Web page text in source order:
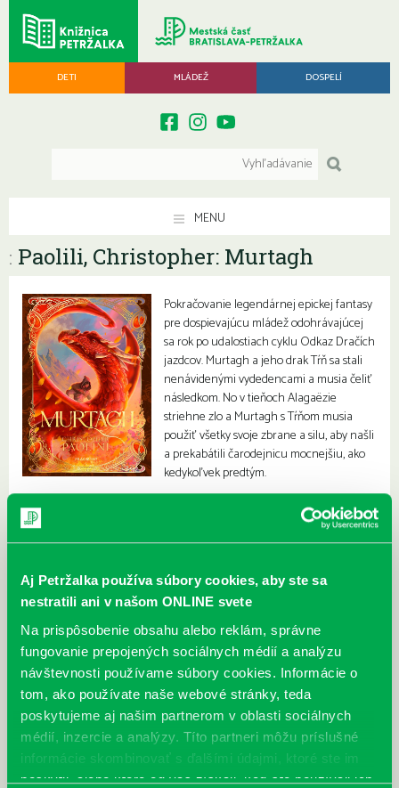
Aj Petržalka používa súbory cookies, aby ste sa
nestratili ani v našom ONLINE svete
Na prispôsobenie obsahu alebo reklám, správne
fungovanie prepojených sociálnych médií a analýzu
návštevnosti používame súbory cookies. Informácie o
tom, ako používate naše webové stránky, teda
poskytujeme aj našim partnerom v oblasti sociálnych
médií, inzercie a analýzy. Títo partneri môžu príslušné
informácie skombinovať s ďalšími údajmi, ktoré ste im
poskytli, alebo ktoré od vás získali, keď ste používali ich
DETI MLÁDEŽ DOSPELÍ
MENU
: Paolili, Christopher: Murtagh
Pokračovanie legendárnej epickej fantasy
pre dospievajúcu mládež odohrávajúcej
sa rok po udalostiach cyklu Odkaz Dračích
jazdcov. Murtagh a jeho drak Tŕň sa stali
nenávidenými vydedencami a musia čeliť
následkom. No v tieňoch Alagaëzie
striehne zlo a Murtagh s Tŕňom musia
použiť všetky svoje zbrane a silu, aby našli
a prekabátili čarodejnicu mocnejšiu, ako
kedykoľvek predtým.